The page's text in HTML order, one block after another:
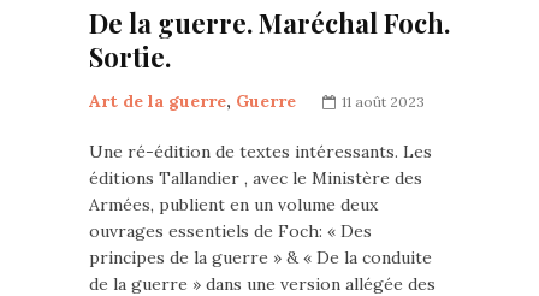
De la guerre. Maréchal Foch.
Sortie.
Art de la guerre, Guerre 11 août 2023
Une ré-édition de textes intéressants. Les
éditions Tallandier , avec le Ministère des
Armées, publient en un volume deux
ouvrages essentiels de Foch: « Des
principes de la guerre » & « De la conduite
de la guerre » dans une version allégée des